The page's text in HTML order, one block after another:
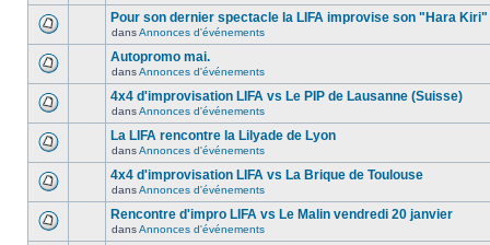
Pour son dernier spectacle la LIFA improvise son "Hara Kiri"
dansAnnonces d'événements
Autopromo mai.
dansAnnonces d'événements
4x4 d'improvisation LIFA vs Le PIP de Lausanne (Suisse)
dansAnnonces d'événements
La LIFA rencontre la Lilyade de Lyon
dansAnnonces d'événements
4x4 d'improvisation LIFA vs La Brique de Toulouse
dansAnnonces d'événements
Rencontre d'impro LIFA vs Le Malin vendredi 20 janvier
dansAnnonces d'événements